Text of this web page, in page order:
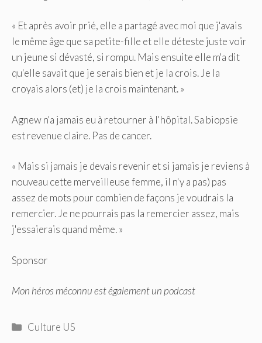
« Et après avoir prié, elle a partagé avec moi que j'avais
le même âge que sa petite-fille et elle déteste juste voir
un jeune si dévasté, si rompu. Mais ensuite elle m'a dit
qu'elle savait que je serais bien et je la crois. Je la
croyais alors (et) je la crois maintenant. »
Agnew n'a jamais eu à retourner à l'hôpital. Sa biopsie
est revenue claire. Pas de cancer.
« Mais si jamais je devais revenir et si jamais je reviens à
nouveau cette merveilleuse femme, il n'y a pas) pas
assez de mots pour combien de façons je voudrais la
remercier. Je ne pourrais pas la remercier assez, mais
j'essaierais quand même. »
Sponsor
Mon héros méconnu est également un podcast
Catégories
Culture US